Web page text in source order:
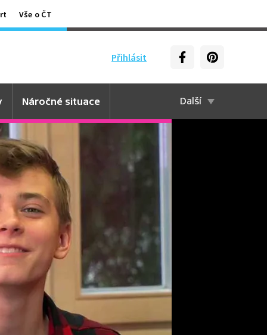
Vše o ČT
Přihlásit
Náročné situace Další